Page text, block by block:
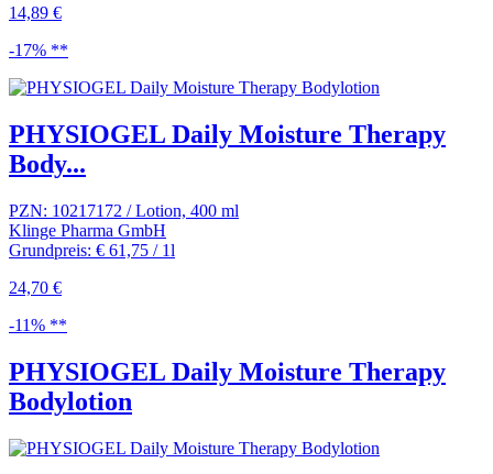
14,89 €
-17% **
PHYSIOGEL Daily Moisture Therapy
Body...
PZN: 10217172 / Lotion, 400 ml
Klinge Pharma GmbH
Grundpreis: € 61,75 / 1l
24,70 €
-11% **
PHYSIOGEL Daily Moisture Therapy
Bodylotion